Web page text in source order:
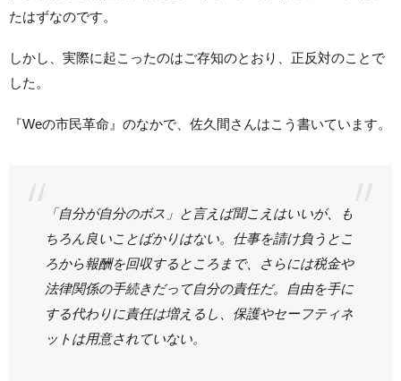
たはずなのです。
しかし、実際に起こったのはご存知のとおり、正反対のことで
した。
『Weの市民革命』のなかで、佐久間さんはこう書いています。
「自分が自分のボス」と言えば聞こえはいいが、も
ちろん良いことばかりはない。仕事を請け負うとこ
ろから報酬を回収するところまで、さらには税金や
法律関係の手続きだって自分の責任だ。自由を手に
する代わりに責任は増えるし、保護やセーフティネ
ットは用意されていない。